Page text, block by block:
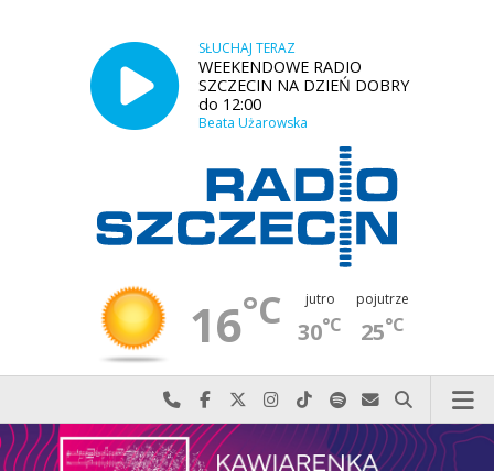
SŁUCHAJ TERAZ
WEEKENDOWE RADIO
SZCZECIN NA DZIEŃ DOBRY
do 12:00
Beata Użarowska
16°C jutro
30°C
pojutrze
25°C
Najlepiej po prostu do nas zadzwoń
Odwiedź nas na Facebook-u
Odwiedź nas na X
Odwiedź nas na Instagram-ie
Odwiedź nas na TikTok-u
Szukaj nas na Spotify
Wyślij do nas
Szukaj